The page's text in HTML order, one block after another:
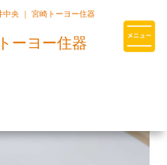
い基準を
中央 ｜ 宮崎トーヨー住器
ーヨー住器